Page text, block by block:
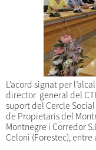
L’acord signat per
director general del
suport del Cercle
de Propietaris del
Montnegre i Corredor
Celoni (Forestec),